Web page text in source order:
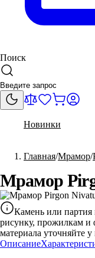
Поиск
Новинки
Главная Мрамор
Мрамор
Камень или партия
рисунку, прожилкам
материала уточняйте
Описание